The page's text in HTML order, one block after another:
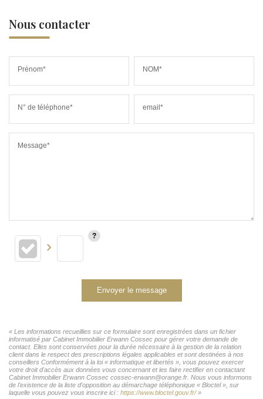
Nous contacter
Prénom* NOM*
N° de téléphone* email*
Message*
Envoyer le message
« Les informations recueillies sur ce formulaire sont enregistrées dans un fichier
informatisé par Cabinet Immobilier Erwann Cossec pour gérer votre demande de
contact. Elles sont conservées pour la durée nécessaire à la gestion de la relation
client dans le respect des prescriptions légales applicables et sont destinées à nos
conseillers Conformément à la loi « informatique et libertés », vous pouvez exercer
votre droit d'accès aux données vous concernant et les faire rectifier en contactant
Cabinet Immobilier Erwann Cossec cossec-erwann@orange.fr. Nous vous informons
de l'existence de la liste d'opposition au démarchage téléphonique « Bloctel », sur
laquelle vous pouvez vous inscrire ici : https://www.bloctel.gouv.fr/»